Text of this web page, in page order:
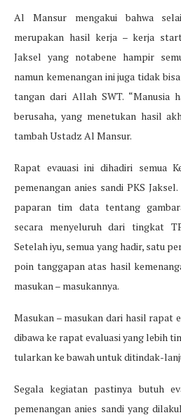
Al Mansur mengakui bahwa
merupakan hasil kerja – kerja
Jaksel yang notabene hampir
namun kemenangan ini juga tidak
tangan dari Allah SWT. “Manusia
berusaha, yang menetukan hasil
tambah Ustadz Al Mansur.
Rapat evauasi ini dihadiri semua
pemenangan anies sandi PKS
paparan tim data tentang
secara menyeluruh dari tingkat
Setelah iyu, semua yang hadir, satu
poin tanggapan atas hasil
masukan – masukannya.
Masukan – masukan dari hasil rapat
dibawa ke rapat evaluasi yang lebih
tularkan ke bawah untuk ditindak-
Segala kegiatan pastinya butuh
pemenangan anies sandi yang